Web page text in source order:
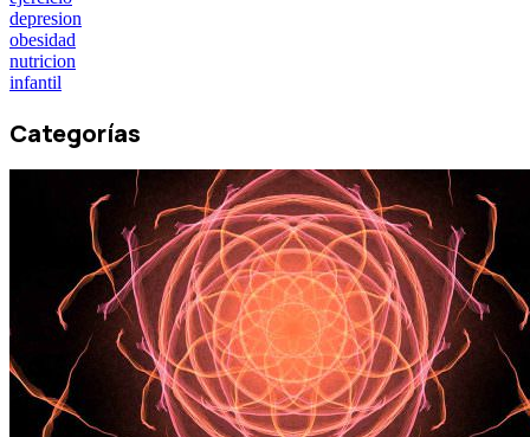
depresion
obesidad
nutricion
infantil
Categorías